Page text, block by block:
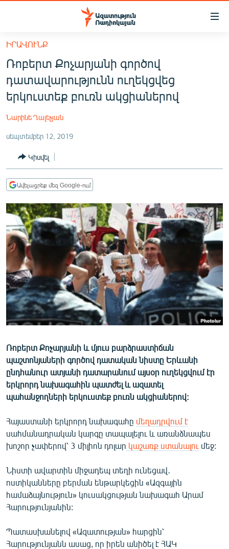
Մատչելիության
հիմնական
բովանդակությանը
հիմնական
մենյուին
ՀԱՅԱՍՏԱՆ
ՔԱՂԱՔԱԿԱՆ
ՏՆՏԵՍՈՒԹՅՈՒՆ
ՂԱՐԱԲԱՂ
ՏԱՐԱԾԱՇՐՋԱՆ
ՄԻՋԱԶԳԱՅԻՆ
ՄՇԱԿՈՒՅԹ
ՍՊՈՐՏ
ՄԵԿՆԱԲԱՆՈՒԹՅՈՒՆ
ՏՏ ԵՒ ԻՆՏԵՐՆԵՏ
ԱՐԽԻՎ
ՏԵՍԱՆՅՈՒԹԵՐ
ԲԱՆԱՎԵՃ
ՁԳՏԵԼՈՎ ԼԱՎԱԳՈՒՅՆԻՆ
ՓՈԴՔԱՍԹ
Հայերեն
English
Русский
ՀԵՏԵՎԵՔ ՄԵԶ
ԻՐԱՎՈՒՆՔ
Ռոբերտ Քոչարյանի գործով
դատավարությունն ուղեկցվեց
երկուստեք բուռն ակցիաներով
Նարինե Ղալեչյան
սեպտեմբեր 12, 2019
Կիսվել
Ավելացրեք մեզ Google-ում
Ռոբերտ Քոչարյանի և մյուս բարձրաստիճան
պաշտոնյաների գործով դատական նիստը Երևանի
ընդհանուր ատյանի դատարանում այսօր ուղեկցվում էր
երկրորդ նախագահին պատժել և ազատել
պահանջողների երկուստեք բուռն ակցիաներով:
Հայաստանի երկրորդ նախագահը մեղադրվում է
սահմանադրական կարգը տապալելու և առանձնապես
խոշոր չափերով՝ 3 միլիոն դոլար կաշառք ստանալու մեջ:
Նիստի ավարտին միջադեպ տեղի ունեցավ․
ոստիկանները բերման ենթարկեցին «Ազգային
համաձայնություն» կուսակցության նախագահ Արամ
Հարությունյանին:
Պատասխանելով «Ազատության» հարցին՝
Հարությունյանն ասաց, որ իրեն անիծել է ՀԱԿ